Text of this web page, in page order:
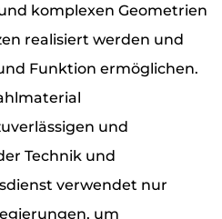
komplexen Geometrien
realisiert werden und
Funktion ermöglichen.
und
Technik und
verwendet nur
um